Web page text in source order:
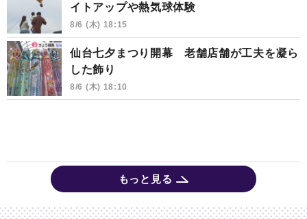
イトアップや熱気球体験
8/6 (木) 18:15
仙台七夕まつり開幕 老舗店舗が工夫を凝ら
した飾り
8/6 (木) 18:10
もっと見る